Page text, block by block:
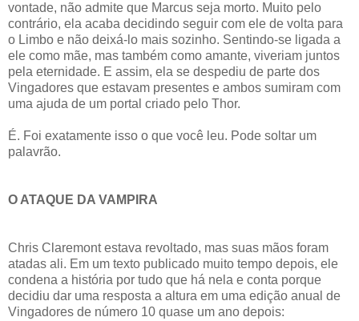
vontade, não admite que Marcus seja morto. Muito pelo
contrário, ela acaba decidindo seguir com ele de volta para
o Limbo e não deixá-lo mais sozinho. Sentindo-se ligada a
ele como mãe, mas também como amante, viveriam juntos
pela eternidade. E assim, ela se despediu de parte dos
Vingadores que estavam presentes e ambos sumiram com
uma ajuda de um portal criado pelo Thor.
É. Foi exatamente isso o que você leu. Pode soltar um
palavrão.
O ATAQUE DA VAMPIRA
Chris Claremont estava revoltado, mas suas mãos foram
atadas ali. Em um texto publicado muito tempo depois, ele
condena a história por tudo que há nela e conta porque
decidiu dar uma resposta a altura em uma edição anual de
Vingadores de número 10 quase um ano depois: